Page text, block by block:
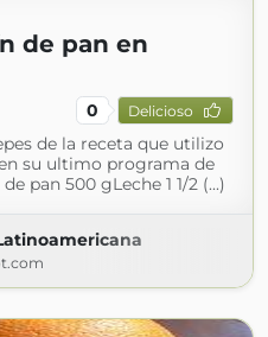
de pan en
0 Delicioso
de la receta que utilizo
su ultimo programa de
pan 500 gLeche 1 1/2 (...)